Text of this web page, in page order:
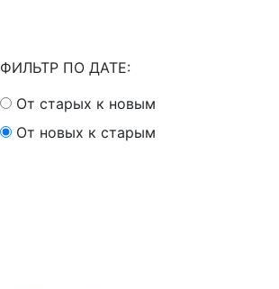
ФИЛЬТР ПО ДАТЕ:
От старых к новым
От новых к старым